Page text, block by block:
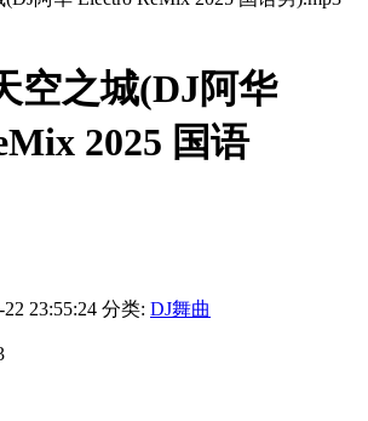
空之城(DJ阿华
2025 国语
22 23:55:24 分类: DJ舞曲